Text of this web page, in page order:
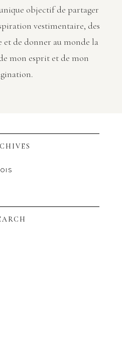
objectif de partager
vestimentaire, des
et de donner au monde la
mon esprit et de mon